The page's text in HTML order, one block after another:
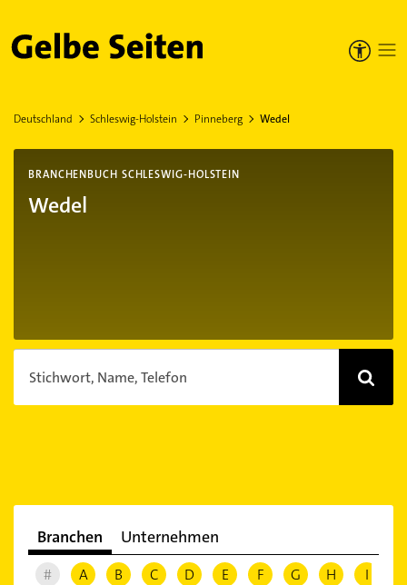
Gelbe Seiten
Deutschland Schleswig-Holstein Pinneberg Wedel
BRANCHENBUCH SCHLESWIG-HOLSTEIN
Wedel
Stichwort, Name, Telefon
Branchen Unternehmen
# A B C D E F G H I